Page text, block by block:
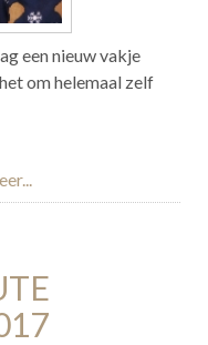
een nieuw vakje
om helemaal zelf